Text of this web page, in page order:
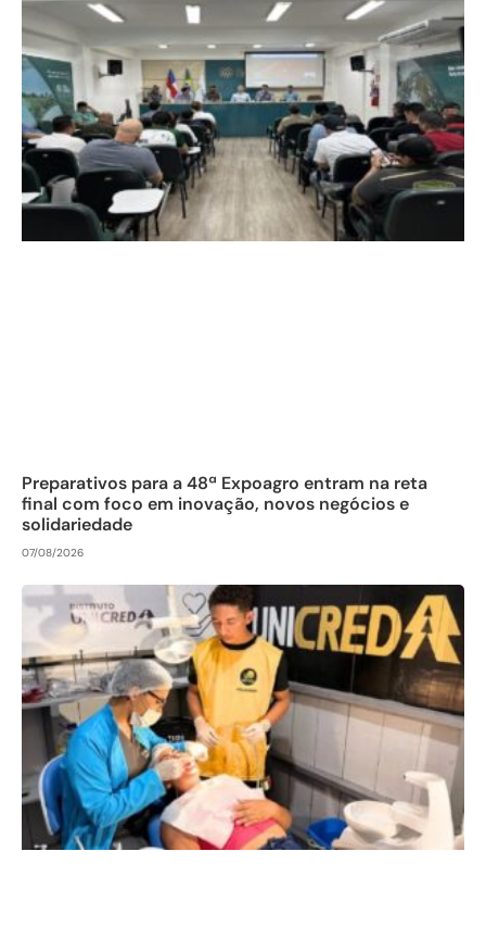
Preparativos para a 48ª Expoagro entram na reta
final com foco em inovação, novos negócios e
solidariedade
07/08/2026